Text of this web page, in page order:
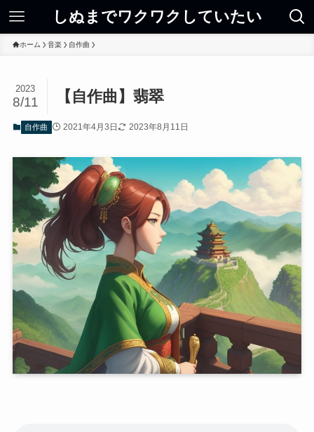
しぬまでワクワクしていたい
ホーム 音楽 自作曲
【自作曲】翡翠
2023
8/11
自作曲 2021年4月3日 2023年8月11日